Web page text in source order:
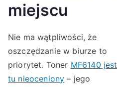
miejscu
Nie ma wątpliwości, że
oszczędzanie w biurze to
priorytet. Toner MF6140 jest
tu nieoceniony – jego